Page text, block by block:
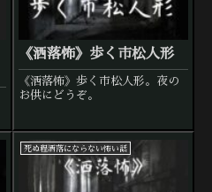
《洒落怖》歩く市松人形
《洒落怖》歩く市松人形。夜の
お供にどうぞ。
死ぬ程洒落にならない怖い話